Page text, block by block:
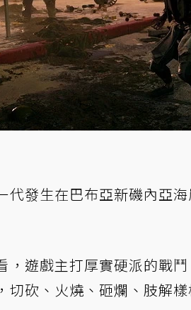
代發生在巴布亞新磯內亞
，遊戲主打厚實硬派的戰
切砍、火燒、砸爛、肢解